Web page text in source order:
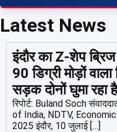
Latest News
इंदौर का Z-शेप
90 डिग्री मोड़ों
सड़क दोनों घुमा रहा
रिपोर्ट: Buland Soch
of India, NDTV,
2025 इंदौर, 10 जुलाई […]